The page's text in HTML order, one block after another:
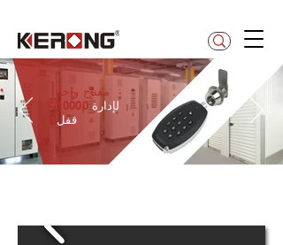
مفتاح واحد
لإدارة 10000
قفل